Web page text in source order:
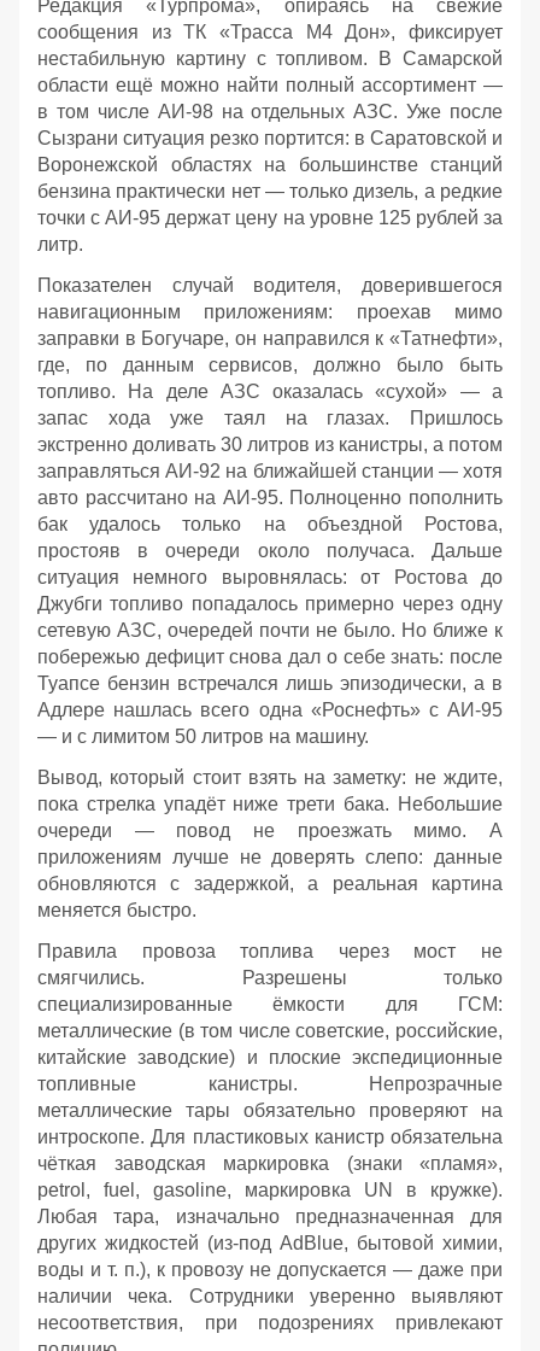
Редакция «Турпрома», опираясь на свежие
сообщения из ТК «Трасса М4 Дон», фиксирует
нестабильную картину с топливом. В Самарской
области ещё можно найти полный ассортимент —
в том числе АИ‑98 на отдельных АЗС. Уже после
Сызрани ситуация резко портится: в Саратовской и
Воронежской областях на большинстве станций
бензина практически нет — только дизель, а редкие
точки с АИ‑95 держат цену на уровне 125 рублей за
литр.
Показателен случай водителя, доверившегося
навигационным приложениям: проехав мимо
заправки в Богучаре, он направился к «Татнефти»,
где, по данным сервисов, должно было быть
топливо. На деле АЗС оказалась «сухой» — а
запас хода уже таял на глазах. Пришлось
экстренно доливать 30 литров из канистры, а потом
заправляться АИ‑92 на ближайшей станции — хотя
авто рассчитано на АИ‑95. Полноценно пополнить
бак удалось только на объездной Ростова,
простояв в очереди около получаса. Дальше
ситуация немного выровнялась: от Ростова до
Джубги топливо попадалось примерно через одну
сетевую АЗС, очередей почти не было. Но ближе к
побережью дефицит снова дал о себе знать: после
Туапсе бензин встречался лишь эпизодически, а в
Адлере нашлась всего одна «Роснефть» с АИ‑95
— и с лимитом 50 литров на машину.
Вывод, который стоит взять на заметку: не ждите,
пока стрелка упадёт ниже трети бака. Небольшие
очереди — повод не проезжать мимо. А
приложениям лучше не доверять слепо: данные
обновляются с задержкой, а реальная картина
меняется быстро.
Правила провоза топлива через мост не
смягчились. Разрешены только
специализированные ёмкости для ГСМ:
металлические (в том числе советские, российские,
китайские заводские) и плоские экспедиционные
топливные канистры. Непрозрачные
металлические тары обязательно проверяют на
интроскопе. Для пластиковых канистр обязательна
чёткая заводская маркировка (знаки «пламя»,
petrol, fuel, gasoline, маркировка UN в кружке).
Любая тара, изначально предназначенная для
других жидкостей (из‑под AdBlue, бытовой химии,
воды и т. п.), к провозу не допускается — даже при
наличии чека. Сотрудники уверенно выявляют
несоответствия, при подозрениях привлекают